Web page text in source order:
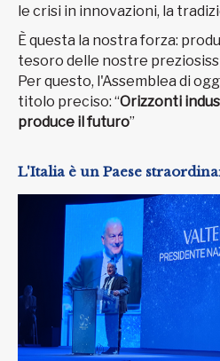
le crisi in innovazioni, la
È questa la nostra forza:
tesoro delle nostre
Per questo, l'Assemblea di
titolo preciso: “Orizzonti
produce il futuro”
L'Italia è un Paese